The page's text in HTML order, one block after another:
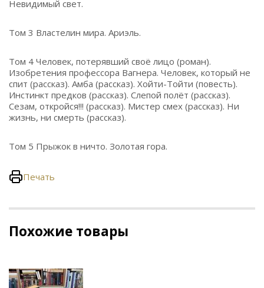
Невидимый свет.
Том 3 Властелин мира. Ариэль.
Том 4 Человек, потерявший своё лицо (роман).
Изобретения профессора Вагнера. Человек, который не
спит (рассказ). Амба (рассказ). Хойти-Тойти (повесть).
Инстинкт предков (рассказ). Слепой полёт (рассказ).
Сезам, откройся!!! (рассказ). Мистер смех (рассказ). Ни
жизнь, ни смерть (рассказ).
Том 5 Прыжок в ничто. Золотая гора.
Печать
Похожие товары